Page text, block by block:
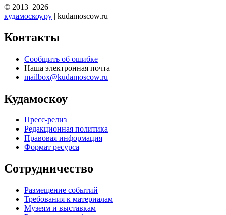
© 2013–2026
кудамоскоу.ру | kudamoscow.ru
Контакты
Сообщить об ошибке
Наша электронная почта
mailbox@kudamoscow.ru
Кудамоскоу
Пресс-релиз
Редакционная политика
Правовая информация
Формат ресурса
Сотрудничество
Размещение событий
Требования к материалам
Музеям и выставкам